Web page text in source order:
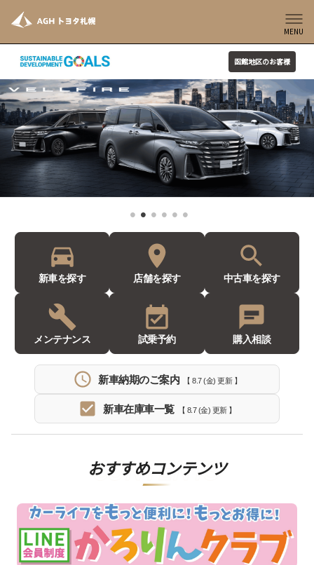
MENU
函館地区のお客様
新車を探す 店舗を探す 中古車を探す
メンテナンス 試乗予約 購入相談
新車納期のご案内 【 8.7 (金) 更新 】
新車在庫車一覧 【 8.7 (金) 更新 】
おすすめコンテンツ